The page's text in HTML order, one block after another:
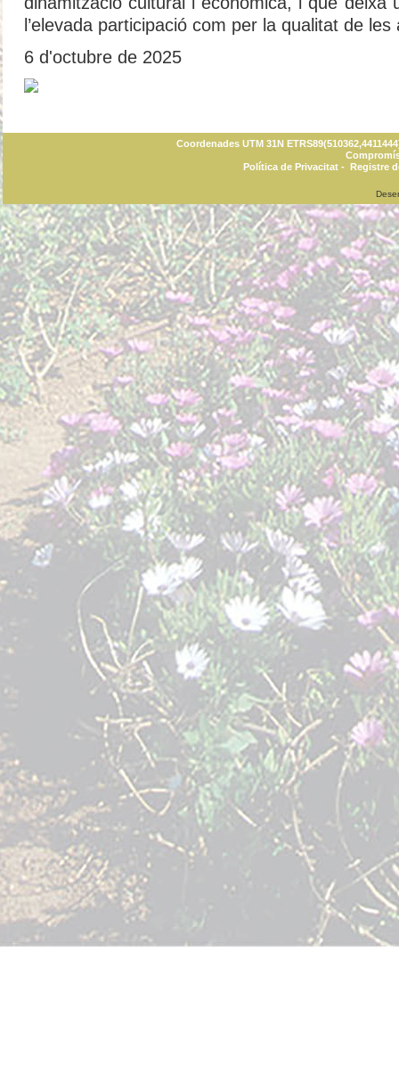
l’elevada participació com per la qualitat de
6 d'octubre de 2025
Coordenades UTM 31N
Política de Privacitat - Registre